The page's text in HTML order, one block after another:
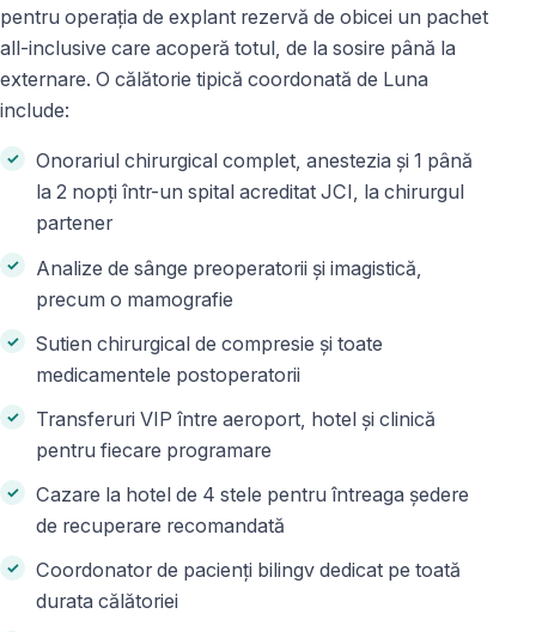
pentru operația de explant rezervă de obicei un pachet
all-inclusive care acoperă totul, de la sosire până la
externare. O călătorie tipică coordonată de Luna
include:
Onorariul chirurgical complet, anestezia și 1 până
la 2 nopți într-un spital acreditat JCI, la chirurgul
partener
Analize de sânge preoperatorii și imagistică,
precum o mamografie
Sutien chirurgical de compresie și toate
medicamentele postoperatorii
Transferuri VIP între aeroport, hotel și clinică
pentru fiecare programare
Cazare la hotel de 4 stele pentru întreaga ședere
de recuperare recomandată
Coordonator de pacienți bilingv dedicat pe toată
durata călătoriei